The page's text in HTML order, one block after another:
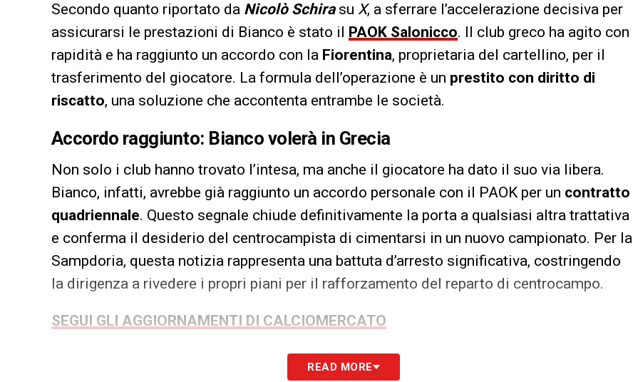
Secondo quanto riportato da Nicolò Schira su X, a sferrare l’accelerazione decisiva per
assicurarsi le prestazioni di Bianco è stato il PAOK Salonicco. Il club greco ha agito con
rapidità e ha raggiunto un accordo con la Fiorentina, proprietaria del cartellino, per il
trasferimento del giocatore. La formula dell’operazione è un prestito con diritto di
riscatto, una soluzione che accontenta entrambe le società.
Accordo raggiunto: Bianco volerà in Grecia
Non solo i club hanno trovato l’intesa, ma anche il giocatore ha dato il suo via libera.
Bianco, infatti, avrebbe già raggiunto un accordo personale con il PAOK per un contratto
quadriennale. Questo segnale chiude definitivamente la porta a qualsiasi altra trattativa
e conferma il desiderio del centrocampista di cimentarsi in un nuovo campionato. Per la
Sampdoria, questa notizia rappresenta una battuta d’arresto significativa, costringendo
la dirigenza a rivedere i propri piani per il rafforzamento del reparto di centrocampo.
SEGUI GLI AGGIORNAMENTI DI CALCIOMERCATO
LA PLAYLIST DELLE NOSTRE TOP NEWSREAD MORE